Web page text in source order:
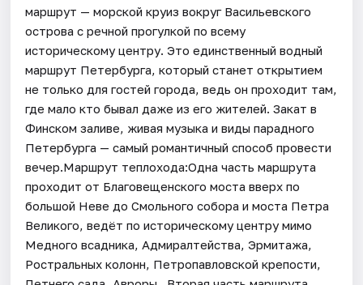
маршрут — морской круиз вокруг Васильевского
острова с речной прогулкой по всему
историческому центру. Это единственный водный
маршрут Петербурга, который станет открытием
не только для гостей города, ведь он проходит там,
где мало кто бывал даже из его жителей. Закат в
Финском заливе, живая музыка и виды парадного
Петербурга — самый романтичный способ провести
вечер.Маршрут теплохода:Одна часть маршрута
проходит от Благовещенского моста вверх по
большой Неве до Смольного собора и моста Петра
Великого, ведёт по историческому центру мимо
Медного всадника, Адмиралтейства, Эрмитажа,
Ростральных колонн, Петропавловской крепости,